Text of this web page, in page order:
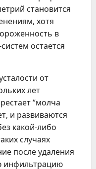
становится
хотя
в
остается
от
лет
“молча
и развиваются
какой-либо
случаях
после удаления
инфильтрацию